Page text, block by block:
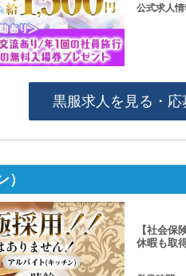
公式求人情
黒服求人を見る・応
【社会
休暇も取